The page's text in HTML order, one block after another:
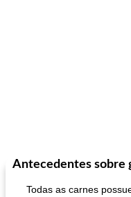
Antecedentes sobre
Todas as carnes